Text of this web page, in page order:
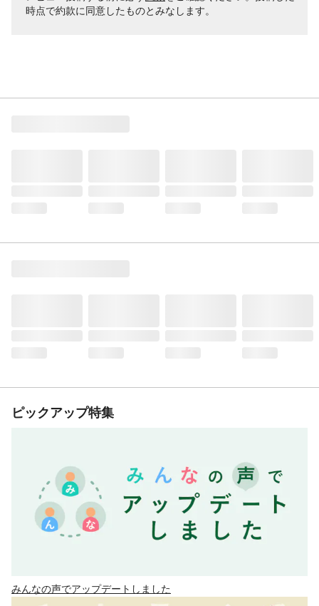
時点で約款に同意したものとみなします。
ピックアップ特集
みんなの声でアップデートしました